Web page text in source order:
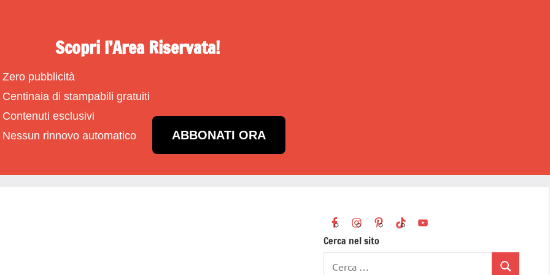
Scopri l’Area Riservata!
Zero pubblicità
Centinaia di stampabili gratuiti
Contenuti esclusivi
Nessun rinnovo automatico
ABBONATI ORA
Cerca nel sito